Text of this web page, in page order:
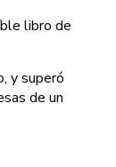
libro de
y superó
de un